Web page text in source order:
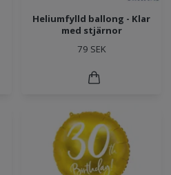
Heliumfylld ballong - Klar
med stjärnor
79 SEK